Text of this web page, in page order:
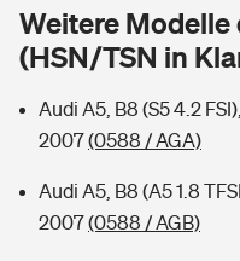
Wer versichert was: Jetzt
Sie haben Fragen?
Zur Übersicht
Rentenrechner: Wie viel
Weitere Modelle
(HSN/TSN in
Audi A5, B8 (S5 4.2
2007(0588 / AGA)
Audi A5, B8 (A5 1.8
2007(0588 / AGB)